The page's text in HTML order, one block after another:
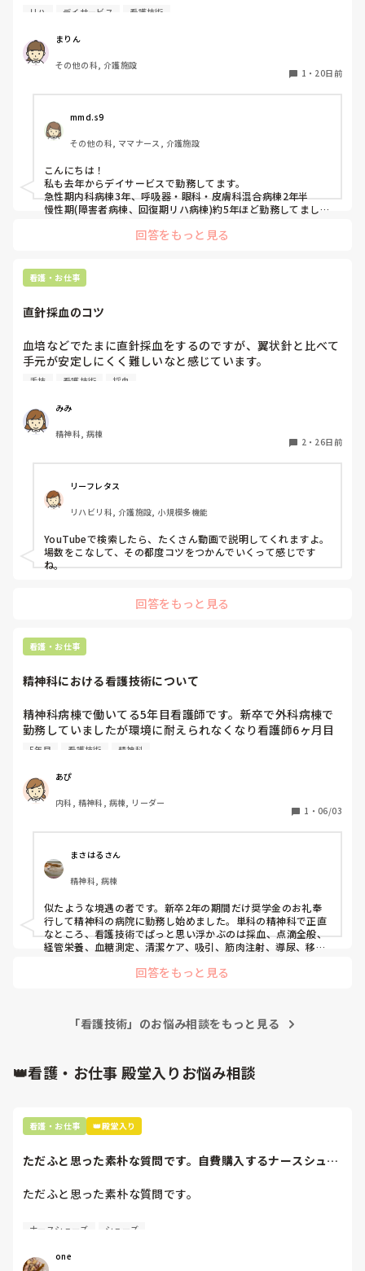
び込んだこともあり、とても知識不足を痛感しております
ひとまず、リハビリテーション看護と高齢者看護を勉強すれ
ば宜しいでしょうか？
また、おすすめの教材があれば是非教えて頂けると嬉しいで
リハ デイサービス 看護技術
まりん
その他の科, 介護施設
1 ・ 20日前
mmd.s9
その他の科, ママナース, 介護施設
こんにちは！
私も去年からデイサービスで勤務してます。
急性期内科病棟3年、呼吸器・眼科・皮膚科混合病棟2年半
慢性期(障害者病棟、回復期リハ病棟)約5年ほど勤務してまし
勉強するであればまず高齢者看護からスタートしてもいいかも
ですね☺️
ね！
回答をもっと見る
看護・お仕事
直針採血のコツ
血培などでたまに直針採血をするのですが、翼状針と比べて
手元が安定しにくく難しいなと感じています。
シリンジを引く時に翼状針なら、右手で針を持って動かない
が、直針だとシリンジを引く時にどうしても針先が動いてし
まいます。(特に血液の勢いが少ないなどでシリンジを引く
のに少し力が必要な場合など)
手技 看護技術 採血
みみ
精神科, 病棟
2・ 26日前
リーフレタス
リハビリ科, 介護施設, 小規模多機能
YouTubeで検索したら、たくさん動画で説明してくれますよ。
場数をこなして、その都度コツをつかんでいくって感じです
ね。
回答をもっと見る
看護・お仕事
精神科における看護技術について
精神科病棟で働いてる5年目看護師です。新卒で外科病棟で
勤務していましたが環境に耐えられなくなり看護師6ヶ月目
以降から精神科で勤務しています。みなさまに質問ですが、
精神科では出来る看護技術が限られているのでそれに対する
葛藤があれば教えていただきたいです。
5年目 看護技術 精神科
あぴ
内科, 精神科, 病棟, リーダー
1 ・ 06/03
まさはるさん
精神科, 病棟
似たような境遇の者です。新卒2年の期間だけ奨学金のお礼奉
行して精神科の病院に勤務し始めました。単科の精神科で正直
なところ、看護技術でぱっと思い浮かぶのは採血、点滴全般、
経管栄養、血糖測定、清潔ケア、吸引、筋肉注射、導尿、移送
神科なので、不穏な患者の扱いや拘束帯の取り扱いに慣れてい
普段から救急カートの薬や物品の取り扱いが分かっていると人
材としては強いですね。
回答をもっと見る
「看護技術」のお悩み相談をもっと見る
👑看護・お仕事 殿堂入りお悩み相談
看護・お仕事 👑殿堂入り
ただふと思った素朴な質問です。自費購入するナースシュー
ただふと思った素朴な質問です。
自費購入するナースシューズ(職場で使用してる靴)っていく
ナースシューズ シューズ
one